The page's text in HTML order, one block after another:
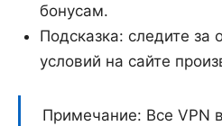
бонусам.
Подсказка: следите за
условий на сайте
Примечание: Все VPN